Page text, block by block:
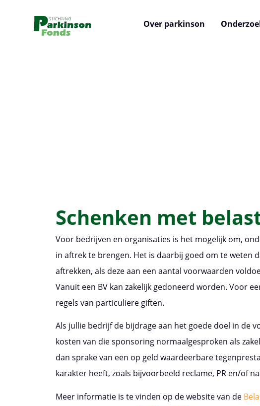
Over parkinson
Schenken met
Voor bedrijven en organisaties is het mogelijk om,
in aftrek te brengen. Het is daarbij goed om te weten
aftrekken, als deze aan een aantal voorwaarden
Vanuit een BV kan zakelijk gedoneerd worden. Voor
regels van particuliere giften.
Als jullie bedrijf de bijdrage aan het goede doel in de
kosten van die sponsoring normaalgesproken als
dan sprake van een op geld waardeerbare
karakter heeft, zoals bijvoorbeeld reclame, PR en/of
Meer informatie is te vinden op de website van de